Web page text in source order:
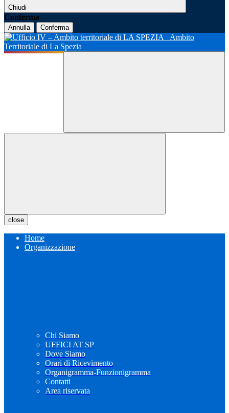
Chiudi
Conferma
Annulla Conferma
Ambito
Territoriale di La Spezia
close
Home
Organizzazione
Chi Siamo
UFFICI AT SP
Dove Siamo
Orari di Ricevimento
Organigramma-Funzionigramma
Contatti
Area riservata